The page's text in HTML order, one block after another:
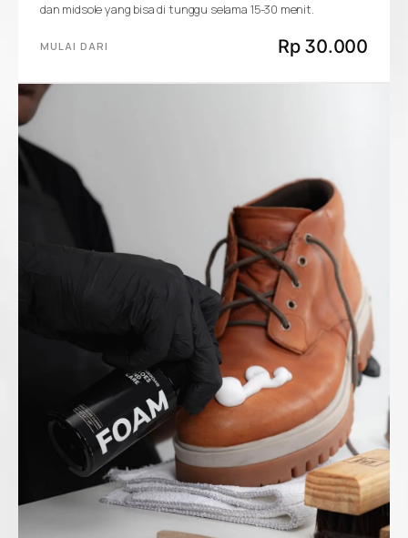
dan midsole yang bisa di tunggu selama 15-30 menit.
MULAI DARI Rp 30.000